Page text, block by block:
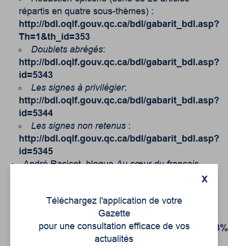
répartis en quatre sous-thèmes) :
http://bdl.oqlf.gouv.qc.ca/bdl/gabarit_bdl.asp?
Th=1&th_id=353
Doublets abrégés:
http://bdl.oqlf.gouv.qc.ca/bdl/gabarit_bdl.asp?
id=5343
Les signes à privilégier:
http://bdl.oqlf.gouv.qc.ca/bdl/gabarit_bdl.asp?
id=5344
Les signes non retenus :
http://bdl.oqlf.gouv.qc.ca/bdl/gabarit_bdl.asp?
id=5345
André Racicot, blogueAu cœur du français,
Usito,dictionnaire québécois en ligne : article
« La rédaction épicène » :
https://usito.usherbrooke.ca/articles/
X
Téléchargez l'application de votre
Gazette
pour une consultation efficace de vos
actualités